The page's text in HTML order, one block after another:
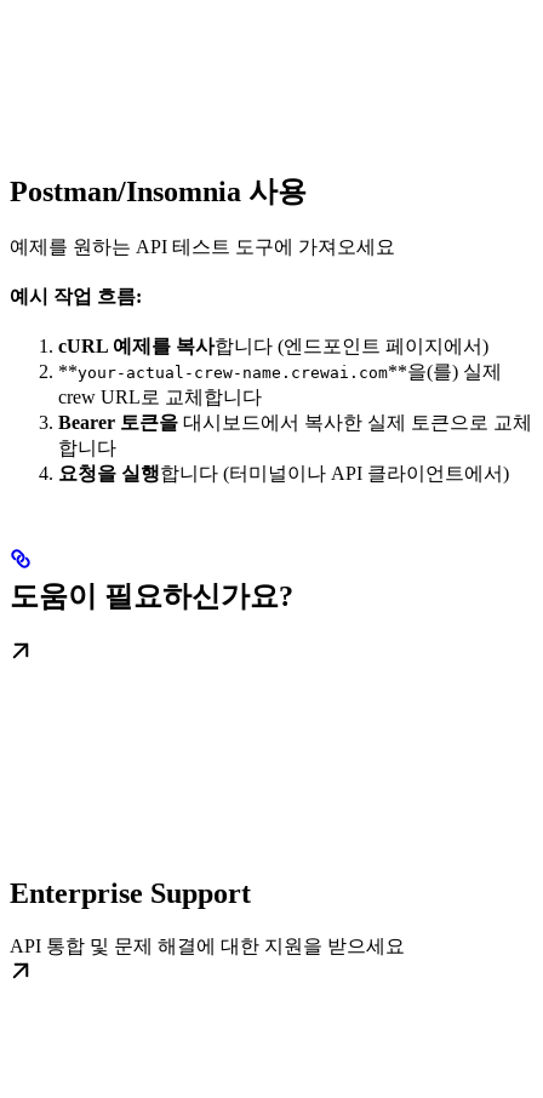
Postman/Insomnia 사용
예제를 원하는 API 테스트 도구에 가져오세요
예시 작업 흐름:
cURL 예제를 복사합니다 (엔드포인트 페이지에서)
**your-actual-crew-name.crewai.com**을(를) 실제
crew URL로 교체합니다
Bearer 토큰을 대시보드에서 복사한 실제 토큰으로 교체
합니다
요청을 실행합니다 (터미널이나 API 클라이언트에서)
도움이 필요하신가요?
Enterprise Support
API 통합 및 문제 해결에 대한 지원을 받으세요